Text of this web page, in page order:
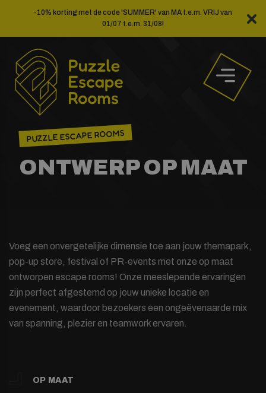
de
inhoud
-10% korting met de code 'SUMMER' van MA t.e.m. VRIJ van
01/07 t.e.m. 31/08!
PUZZLE ESCAPE ROOMS
ONTWERP OP MAAT
Voeg een onvergetelijke dimensie toe aan jouw themapark,
pop-up store, festival of PR-events met onze op maat
ontworpen escape rooms! Onze meeslepende ervaringen
zijn perfect afgestemd op jouw unieke locatie en
evenement, waardoor bezoekers een ongeëvenaarde mix
van spanning, plezier en teamwork ervaren.